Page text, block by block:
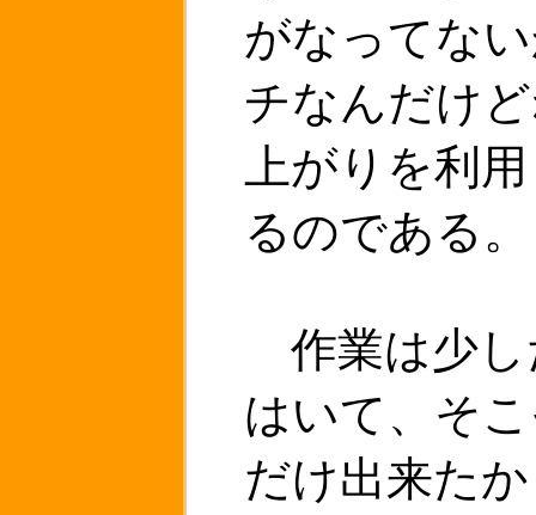
がなってな
チなんだけ
上がりを利
るのである。
作業は少し
はいて、そ
だけ出来た